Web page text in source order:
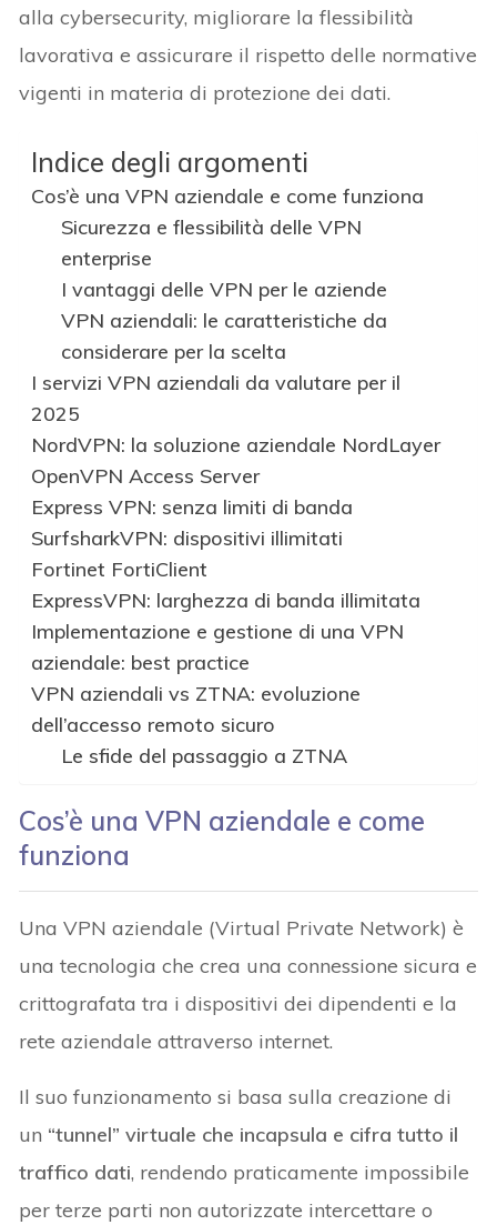
alla cybersecurity, migliorare la flessibilità
lavorativa e assicurare il rispetto delle normative
vigenti in materia di protezione dei dati.
Indice degli argomenti
Cos’è una VPN aziendale e come funziona
Sicurezza e flessibilità delle VPN
enterprise
I vantaggi delle VPN per le aziende
VPN aziendali: le caratteristiche da
considerare per la scelta
I servizi VPN aziendali da valutare per il
2025
NordVPN: la soluzione aziendale NordLayer
OpenVPN Access Server
Express VPN: senza limiti di banda
SurfsharkVPN: dispositivi illimitati
Fortinet FortiClient
ExpressVPN: larghezza di banda illimitata
Implementazione e gestione di una VPN
aziendale: best practice
VPN aziendali vs ZTNA: evoluzione
dell’accesso remoto sicuro
Le sfide del passaggio a ZTNA
Cos’è una VPN aziendale e come
funziona
Una VPN aziendale (Virtual Private Network) è
una tecnologia che crea una connessione sicura e
crittografata tra i dispositivi dei dipendenti e la
rete aziendale attraverso internet.
Il suo funzionamento si basa sulla creazione di
un “tunnel” virtuale che incapsula e cifra tutto il
traffico dati, rendendo praticamente impossibile
per terze parti non autorizzate intercettare o